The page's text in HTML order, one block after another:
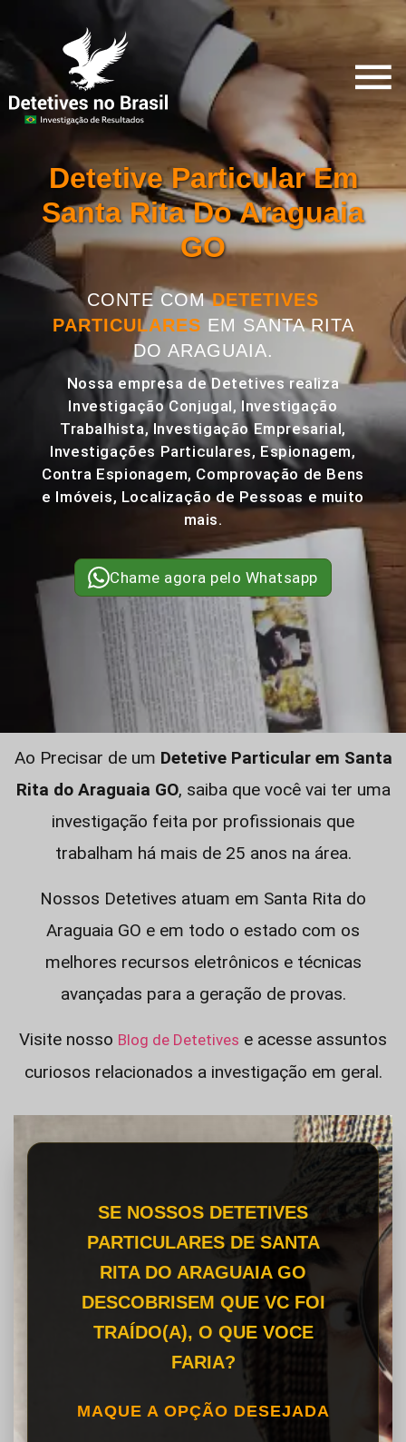
Detetive Particular Em
Santa Rita Do Araguaia
GO
CONTE COMDETETIVES
PARTICULARES EM SANTA RITA
DO ARAGUAIA.
Nossa empresa de Detetives realiza
Investigação Conjugal, Investigação
Trabalhista, Investigação Empresarial,
Investigações Particulares, Espionagem,
Contra Espionagem, Comprovação de Bens
e Imóveis, Localização de Pessoas e muito
mais.
Chame agora pelo Whatsapp
Ao Precisar de um Detetive Particular em Santa
Rita do Araguaia GO, saiba que você vai ter uma
investigação feita por profissionais que
trabalham há mais de 25 anos na área.
Nossos Detetives atuam em Santa Rita do
Araguaia GO e em todo o estado com os
melhores recursos eletrônicos e técnicas
avançadas para a geração de provas.
Visite nosso Blog de Detetives e acesse assuntos
curiosos relacionados a investigação em geral.
SE NOSSOS DETETIVES
PARTICULARES DE SANTA
RITA DO ARAGUAIA GO
DESCOBRISEM QUE VC FOI
TRAÍDO(A), O QUE VOCE
FARIA?
MAQUE A OPÇÃO DESEJADA